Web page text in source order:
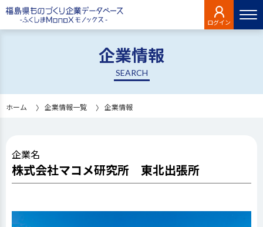
ログイン
企業情報
SEARCH
ホーム 企業情報一覧 企業情報
企業名
株式会社マコメ研究所 東北出張所